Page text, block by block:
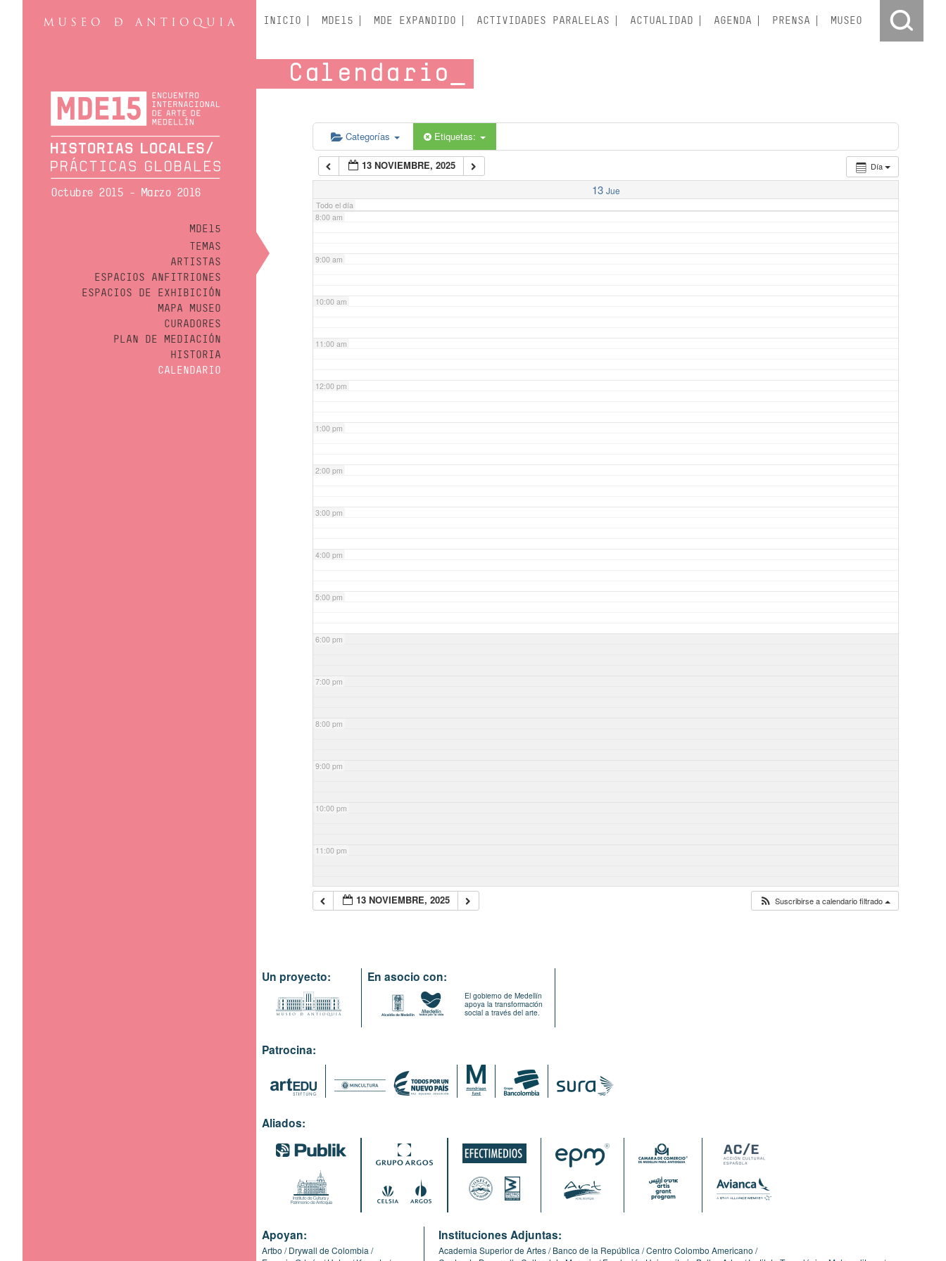
Octubre 2015 - Marzo 2016
MDE15
TEMAS
ARTISTAS
ESPACIOS ANFITRIONES
ESPACIOS DE EXHIBICIÓN
MAPA MUSEO
CURADORES
PLAN DE MEDIACIÓN
HISTORIA
CALENDARIO
INICIO MDE15 MDE EXPANDIDO ACTIVIDADES PARALELAS ACTUALIDAD AGENDA PRENSA MUSEO
Calendario
Categorías Etiquetas:
Día
13 NOVIEMBRE, 2025
13 Jue
Todo el día
5:00 am
6:00 am
7:00 am
8:00 am
9:00 am
10:00 am
11:00 am
12:00 pm
1:00 pm
2:00 pm
3:00 pm
4:00 pm
5:00 pm
6:00 pm
7:00 pm
8:00 pm
9:00 pm
10:00 pm
11:00 pm
13 NOVIEMBRE, 2025 Suscribirse a calendario filtrado
Un proyecto: En asocio con:
El gobierno de Medellín
apoya la transformación
social a través del arte.
Patrocina:
Aliados:
Apoyan:
Artbo
Drywall de Colombia
Instituciones Adjuntas:
Academia Superior de Artes Banco de la República Centro Colombo Americano